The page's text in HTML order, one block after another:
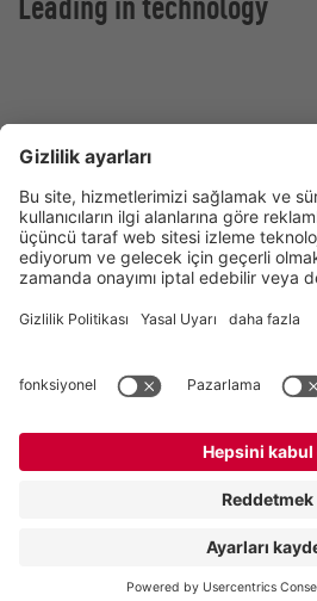
Holthoege 10-14
49632 Essen (Oldenburg)
Almanya
germany@vogelsang.info
Gizlilik Politikası